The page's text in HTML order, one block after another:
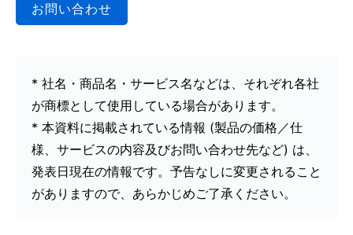
お問い合わせ
* 社名・商品名・サービス名などは、それぞれ各社
が商標として使用している場合があります。
* 本資料に掲載されている情報 (製品の価格／仕
様、サービスの内容及びお問い合わせ先など) は、
発表日現在の情報です。予告なしに変更されること
がありますので、あらかじめご了承ください。